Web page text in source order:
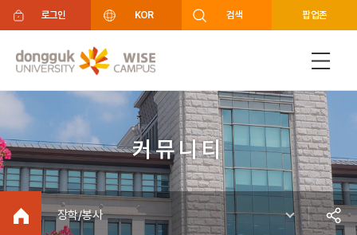
주메뉴 바로가기
푸터 바로가기
로그인 KOR 검색 팝업존
커뮤니티
장학/봉사